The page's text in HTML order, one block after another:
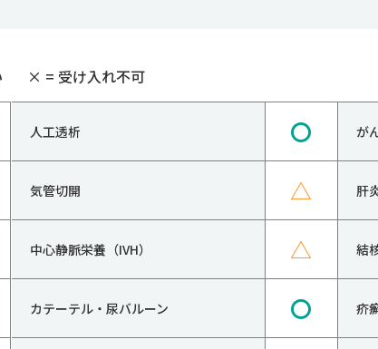
× = 受け入れ不可
人工透析 〇
気管切開 △
中心静脈栄養（IVH） △
カテーテル・尿バルーン 〇
が
肝
結
疥